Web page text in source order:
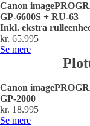
Canon
GP-6600S + RU-63
Inkl. ekstra
kr. 65.995
Se mere
Canon
GP-2000
kr. 18.995
Se mere